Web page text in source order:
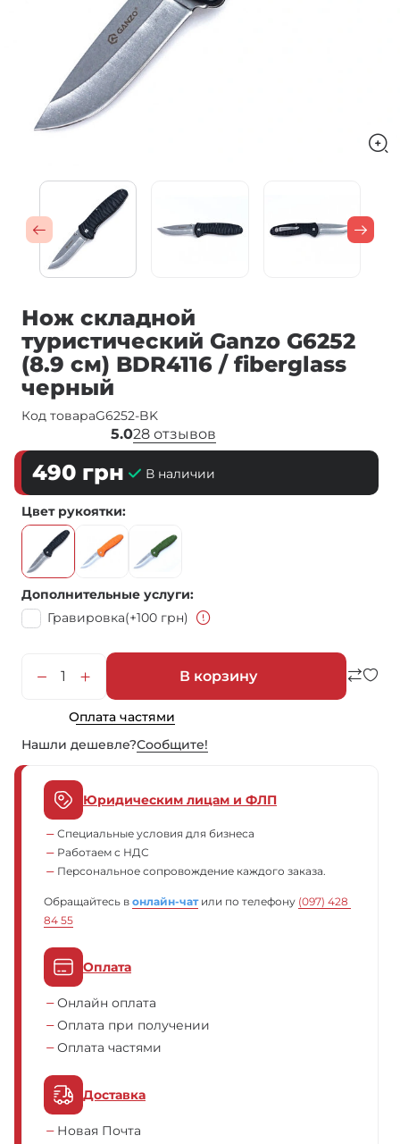
Нож складной
туристический Ganzo G6252
(8.9 см) BDR4116 / fiberglass
черный
Код товараG6252-BK
5.028 отзывов
490 грн В наличии
Цвет рукоятки
Дополнительные услуги
Гравировка(+100 грн)
В корзину
Оплата частями
Нашли дешевле?Сообщите!
Юридическим лицам и ФЛП
Специальные условия для бизнеса
Работаем с НДС
Персональное сопровождение каждого заказа.
Обращайтесь в онлайн-чатили по телефону (097) 428
84 55
Оплата
Онлайн оплата
Оплата при получении
Оплата частями
Доставка
Новая Почта